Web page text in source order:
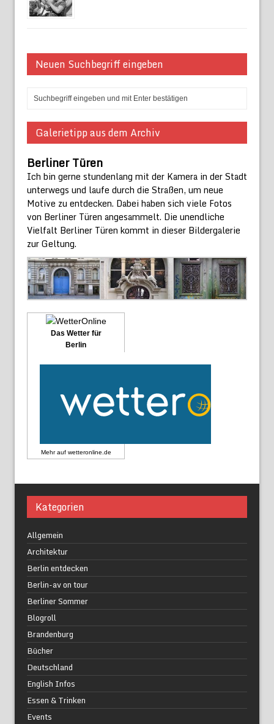
Neuen Suchbegriff eingeben
Galerietipp aus dem Archiv
Berliner Türen
Ich bin gerne stundenlang mit der Kamera in der Stadt
unterwegs und laufe durch die Straßen, um neue
Motive zu entdecken. Dabei haben sich viele Fotos
von Berliner Türen angesammelt. Die unendliche
Vielfalt Berliner Türen kommt in dieser Bildergalerie
zur Geltung.
Das Wetter für
Berlin
Mehr auf wetteronline.de
Kategorien
Allgemein
Architektur
Berlin entdecken
Berlin-av on tour
Berliner Sommer
Blogroll
Brandenburg
Bücher
Deutschland
English Infos
Essen & Trinken
Events